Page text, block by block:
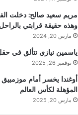
وهذه حقيقة قرابتي
مارس 20, 2024
ياسمين نيازي تتألق في
نوفمبر 26, 2025
أوغندا يخسر أمام موزمبيق
المؤهلة لكأس العالم
مارس 20, 2025